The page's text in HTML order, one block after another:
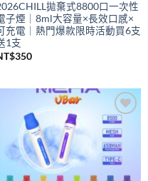
拋棄式8800口一次性
子煙｜8ml大容量×長效口感×
充電｜熱門爆款限時活動買6支
1支
350
Add to
wishlist